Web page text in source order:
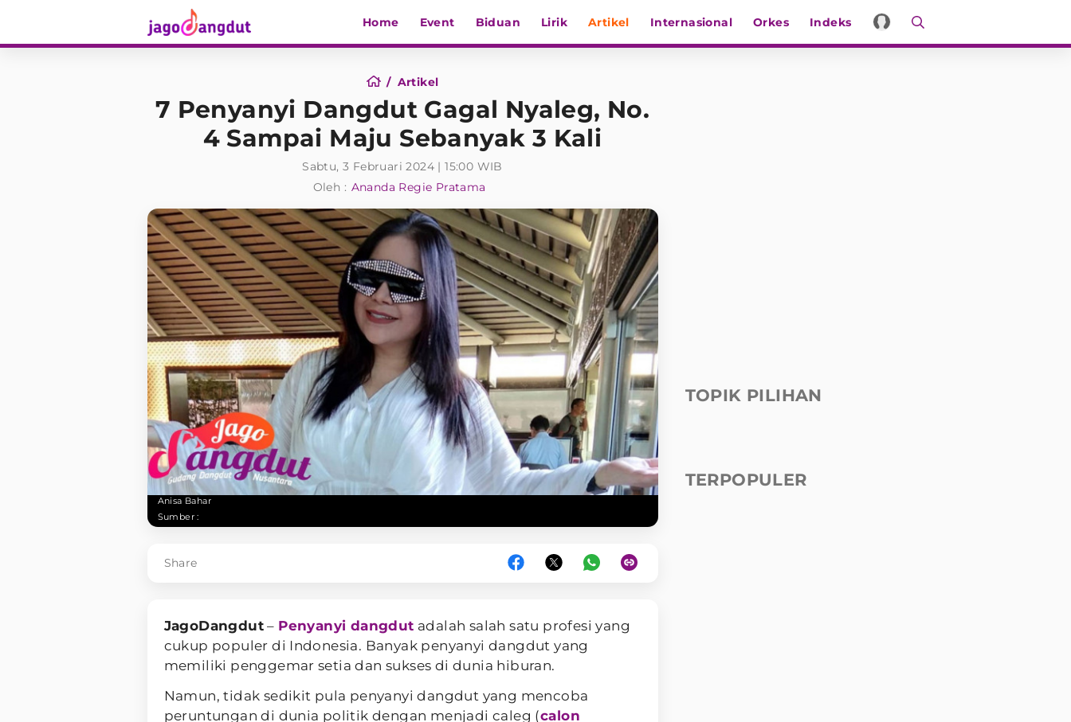
Home Event Biduan Lirik Artikel Internasional Orkes Indeks
Artikel
7 Penyanyi Dangdut Gagal Nyaleg, No.
4 Sampai Maju Sebanyak 3 Kali
Sabtu, 3 Februari 2024 | 15:00 WIB
Oleh : Ananda Regie Pratama
Anisa Bahar
Sumber :
Share
JagoDangdut– Penyanyi dangdut adalah salah satu profesi yang
cukup populer di Indonesia. Banyak penyanyi dangdut yang
memiliki penggemar setia dan sukses di dunia hiburan.
Namun, tidak sedikit pula penyanyi dangdut yang mencoba
peruntungan di dunia politik dengan menjadi caleg (calon
TOPIK PILIHAN
TERPOPULER